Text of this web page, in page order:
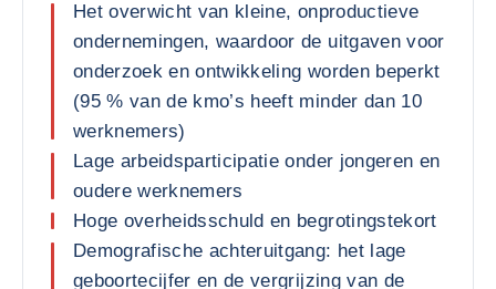
Het overwicht van kleine, onproductieve
ondernemingen, waardoor de uitgaven voor
onderzoek en ontwikkeling worden beperkt
(95 % van de kmo’s heeft minder dan 10
werknemers)
Lage arbeidsparticipatie onder jongeren en
oudere werknemers
Hoge overheidsschuld en begrotingstekort
Demografische achteruitgang: het lage
geboortecijfer en de vergrijzing van de